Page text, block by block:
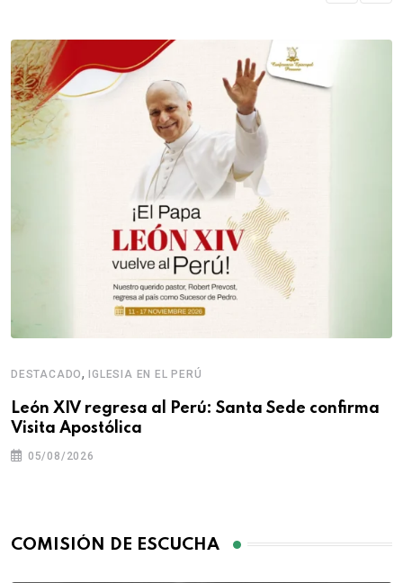
DESTACADO,IGLESIA EN EL PERÚ
León XIV regresa al Perú: Santa Sede confirma
Visita Apostólica
05/08/2026
COMISIÓN DE ESCUCHA